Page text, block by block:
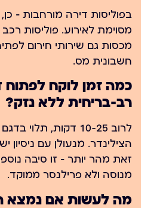
בפוליסות דירה מורחבות —
מסוימת לאירוע. פוליסות
מכסות גם שירותי חירום
חשבונית מס.
כמה זמן לוקח
רב-בריחית ללא נזק?
לרוב 10-25 דקות,
הצילינדר. מנעולן עם ניסיון
זאת מהר יותר — זו סיבה
מנוסה ולא פרילנסר ממוקד.
מה לעשות אם נמצא